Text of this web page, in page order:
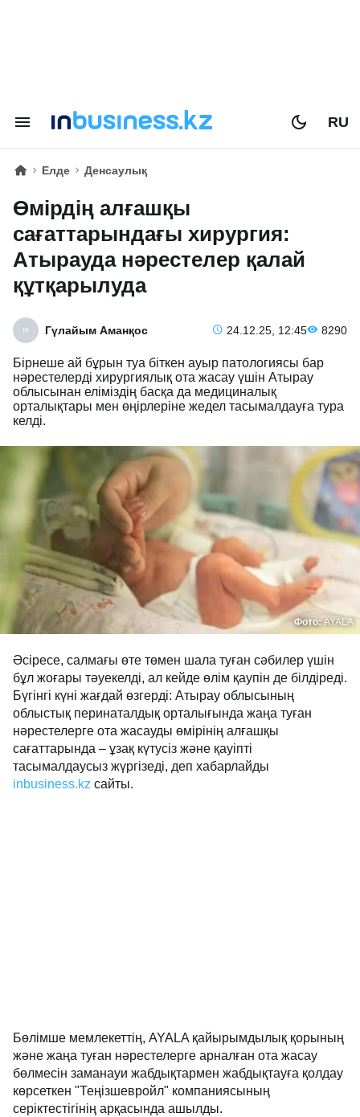
RU
Елде Денсаулық
Өмірдің алғашқы
сағаттарындағы хирургия:
Атырауда нәрестелер қалай
құтқарылуда
Гүлайым Аманқос 24.12.25, 12:45 8290
Бірнеше ай бұрын туа біткен ауыр патологиясы бар
нәрестелерді хирургиялық ота жасау үшін Атырау
облысынан еліміздің басқа да медициналық
орталықтары мен өңірлеріне жедел тасымалдауға
Фото:AYALA
Әсіресе, салмағы өте төмен шала туған сәбилер
үшін бұл жоғары тәуекелді, ал кейде өлім қаупін де
білдіреді. Бүгінгі күні жағдай өзгерді: Атырау
облысының облыстық перинаталдық орталығында
жаңа туған нәрестелерге ота жасауды өмірінің
алғашқы сағаттарында – ұзақ күтусіз және қауіпті
тасымалдаусыз жүргізеді, деп хабарлайды
Бөлімше мемлекеттің, AYALA қайырымдылық
қорының және жаңа туған нәрестелерге арналған
ота жасау бөлмесін заманауи жабдықтармен
жабдықтауға қолдау көрсеткен "Теңізшевройл"